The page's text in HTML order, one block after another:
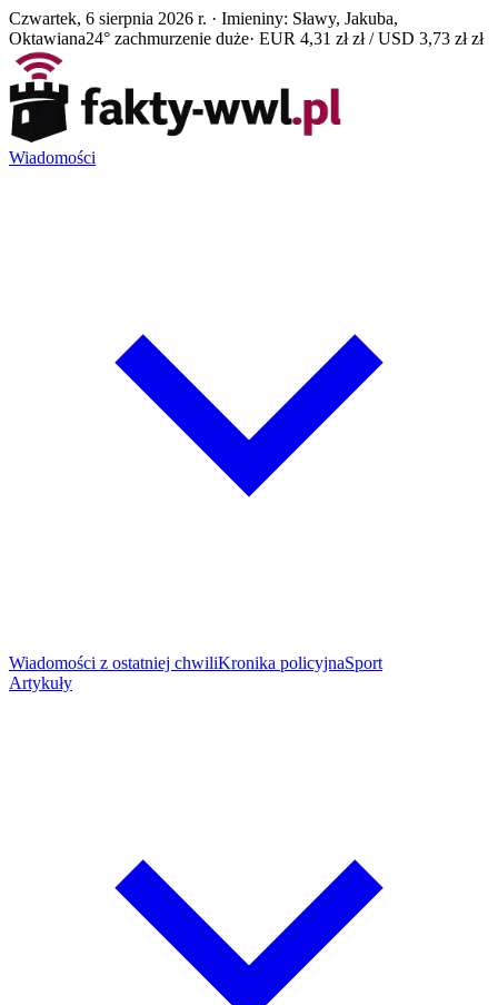
Czwartek, 6 sierpnia 2026 r. · Imieniny: Sławy, Jakuba,
Oktawiana24° zachmurzenie duże· EUR 4,31 zł zł / USD 3,73 zł zł
Wiadomości
Wiadomości z ostatniej chwiliKronika policyjnaSport
Artykuły